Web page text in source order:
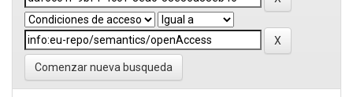
Comenzar nueva busqueda